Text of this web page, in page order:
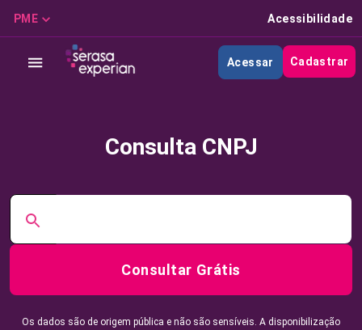
PME Acessibilidade
Acessar Cadastrar
Consulta CNPJ
Consultar Grátis
Os dados são de origem pública e não são sensíveis. A disponibilização